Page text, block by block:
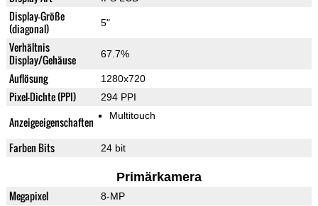
Display-Größe
(diagonal)
5"
Verhältnis
Display/Gehäuse
67.7%
Auflösung 1280x720
Pixel-Dichte (PPI) 294 PPI
Anzeigeeigenschaften Multitouch
Farben Bits 24 bit
Primärkamera
Megapixel 8-MP